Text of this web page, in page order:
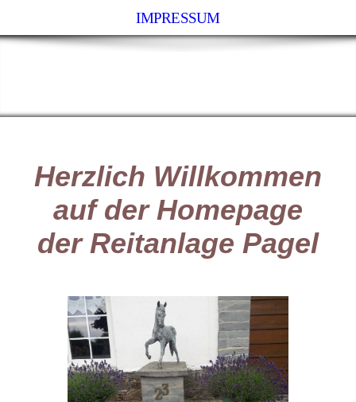
IMPRESSUM
Herzlich Willkommen
auf der Homepage
der Reitanlage Pagel